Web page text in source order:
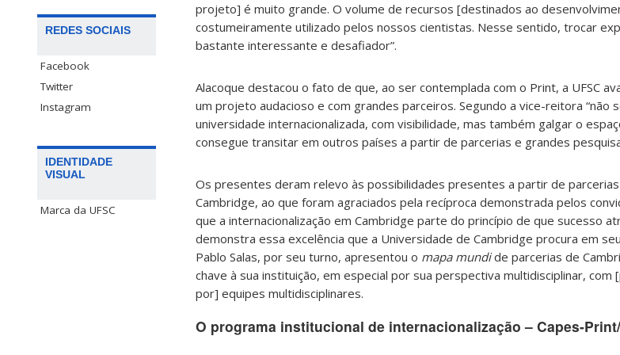
REDES SOCIAIS
Facebook
Twitter
Instagram
IDENTIDADE
VISUAL
Marca da UFSC
projeto] é muito grande. O volume de recursos [destinados ao
costumeiramente utilizado pelos nossos cientistas. Nesse sentido, trocar
bastante interessante e desafiador”.
Alacoque destacou o fato de que, ao ser contemplada com o Print, a UFSC
um projeto audacioso e com grandes parceiros. Segundo a vice-reitora “não
universidade internacionalizada, com visibilidade, mas também galgar o
consegue transitar em outros países a partir de parcerias e grandes
Os presentes deram relevo às possibilidades presentes a partir de
Cambridge, ao que foram agraciados pela recíproca demonstrada pelos
que a internacionalização em Cambridge parte do princípio de que sucesso
demonstra essa excelência que a Universidade de Cambridge procura em
Pablo Salas, por seu turno, apresentou o mapa mundide parcerias de
chave à sua instituição, em especial por sua perspectiva multidisciplinar,
por] equipes multidisciplinares.
O programa institucional de internacionalização – Capes-